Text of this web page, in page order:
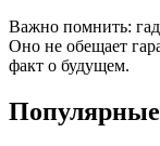
Важно помнить:
Оно не обещает
факт о будущем.